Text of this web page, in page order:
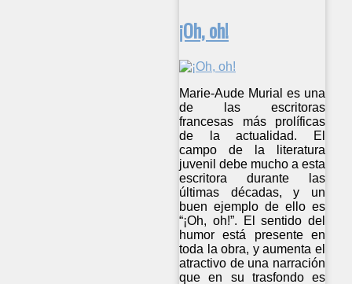
¡Oh, oh!
Marie-Aude Murial es una
de las escritoras
francesas más prolíficas
de la actualidad. El
campo de la literatura
juvenil debe mucho a esta
escritora durante las
últimas décadas, y un
buen ejemplo de ello es
“¡Oh, oh!”. El sentido del
humor está presente en
toda la obra, y aumenta el
atractivo de una narración
que en su trasfondo es